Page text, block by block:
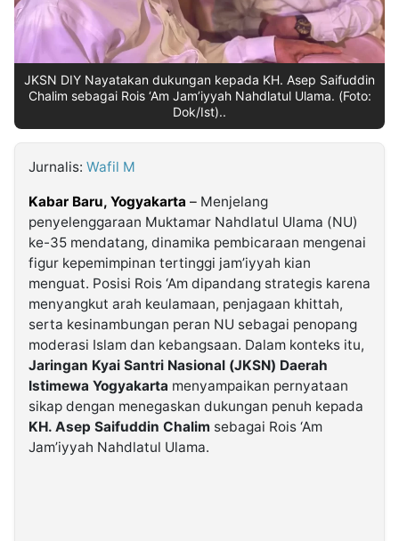
Kabarbaru.co
2026
Kabarbaru
Media
Holding
JKSN DIY Nayatakan dukungan kepada KH. Asep Saifuddin
Chalim sebagai Rois ‘Am Jam’iyyah Nahdlatul Ulama. (Foto:
Dok/Ist)..
Jurnalis: Wafil M
Kabar Baru, Yogyakarta – Menjelang
penyelenggaraan Muktamar Nahdlatul Ulama (NU)
ke-35 mendatang, dinamika pembicaraan mengenai
figur kepemimpinan tertinggi jam’iyyah kian
menguat. Posisi Rois ‘Am dipandang strategis karena
menyangkut arah keulamaan, penjagaan khittah,
serta kesinambungan peran NU sebagai penopang
moderasi Islam dan kebangsaan. Dalam konteks itu,
Jaringan Kyai Santri Nasional (JKSN) Daerah
Istimewa Yogyakarta menyampaikan pernyataan
sikap dengan menegaskan dukungan penuh kepada
KH. Asep Saifuddin Chalim sebagai Rois ‘Am
Jam’iyyah Nahdlatul Ulama.